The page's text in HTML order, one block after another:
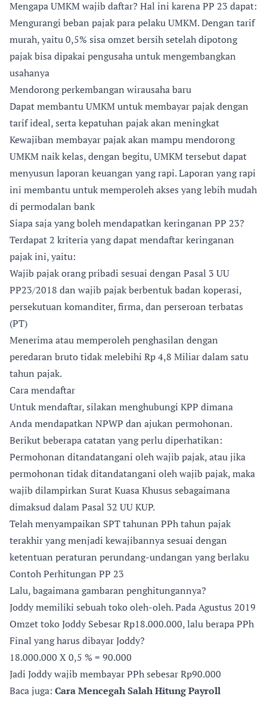
Mengapa UMKM wajib daftar? Hal ini karena PP 23 dapat:
Mengurangi beban pajak para pelaku UMKM. Dengan tarif
murah, yaitu 0,5% sisa omzet bersih setelah dipotong
pajak bisa dipakai pengusaha untuk mengembangkan
usahanya
Mendorong perkembangan wirausaha baru
Dapat membantu UMKM untuk membayar pajak dengan
tarif ideal, serta kepatuhan pajak akan meningkat
Kewajiban membayar pajak akan mampu mendorong
UMKM naik kelas, dengan begitu, UMKM tersebut dapat
menyusun laporan keuangan yang rapi. Laporan yang rapi
ini membantu untuk memperoleh akses yang lebih mudah
di permodalan bank
Siapa saja yang boleh mendapatkan keringanan PP 23?
Terdapat 2 kriteria yang dapat mendaftar keringanan
pajak ini, yaitu:
Wajib pajak orang pribadi sesuai dengan Pasal 3 UU
PP23/2018 dan wajib pajak berbentuk badan koperasi,
persekutuan komanditer, firma, dan perseroan terbatas
(PT)
Menerima atau memperoleh penghasilan dengan
peredaran bruto tidak melebihi Rp 4,8 Miliar dalam satu
tahun pajak.
Cara mendaftar
Untuk mendaftar, silakan menghubungi KPP dimana
Anda mendapatkan NPWP dan ajukan permohonan.
Berikut beberapa catatan yang perlu diperhatikan:
Permohonan ditandatangani oleh wajib pajak, atau jika
permohonan tidak ditandatangani oleh wajib pajak, maka
wajib dilampirkan Surat Kuasa Khusus sebagaimana
dimaksud dalam Pasal 32 UU KUP.
Telah menyampaikan SPT tahunan PPh tahun pajak
terakhir yang menjadi kewajibannya sesuai dengan
ketentuan peraturan perundang-undangan yang berlaku
Contoh Perhitungan PP 23
Lalu, bagaimana gambaran penghitungannya?
Joddy memiliki sebuah toko oleh-oleh. Pada Agustus 2019
Omzet toko Joddy Sebesar Rp18.000.000, lalu berapa PPh
Final yang harus dibayar Joddy?
18.000.000 X 0,5 % = 90.000
Jadi Joddy wajib membayar PPh sebesar Rp90.000
Baca juga: Cara Mencegah Salah Hitung Payroll